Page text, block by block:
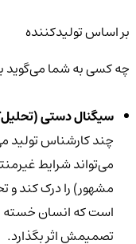
بر اساس تولیدکننده
چه کسی به شما می‌گوید
سیگنال دستی
چند کارشناس تولید
می‌تواند شرایط
مشهور) را درک کند و
است که انسان
تصمیمش اثر بگذارد.